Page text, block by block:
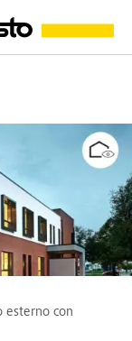
esterno con